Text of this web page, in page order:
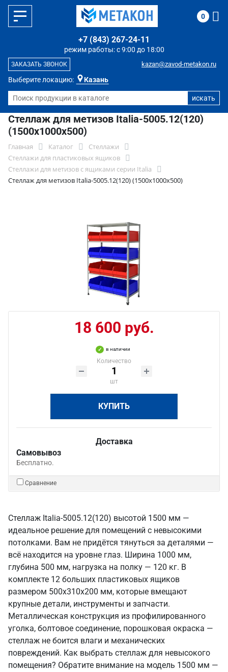
Выберите локацию: Казань
режим работы: с 9:00 до 18:00
+7 (843) 267-24-11
kazan@zavod-metakon.ru
ЗАКАЗАТЬ ЗВОНОК
0
Стеллаж для метизов Italia-5005.12(120)
(1500х1000х500)
Главная Каталог
Стеллажи
Стеллажи для пластиковых ящиков
Стеллажи для метизов с ящиками серии Italia
Стеллаж для метизов Italia-5005.12(120) (1500х1000х500)
18 600 руб.
в наличии
Количество
шт
КУПИТЬ
Доставка
Самовывоз
Бесплатно.
Сравнение
Стеллаж Italia-5005.12(120) высотой 1500 мм —
идеальное решение для помещений с невысокими
потолками. Вам не придётся тянуться за деталями —
всё находится на уровне глаз. Ширина 1000 мм,
глубина 500 мм, нагрузка на полку — 120 кг. В
комплекте 12 больших пластиковых ящиков
размером 500х310х200 мм, которые вмещают
крупные детали, инструменты и запчасти.
Металлическая конструкция из профилированного
уголка, болтовое соединение, порошковая окраска —
стеллаж не боится влаги и механических
повреждений. Как выбрать стеллаж для невысокого
помещения? Обратите внимание на модель 1500 мм —